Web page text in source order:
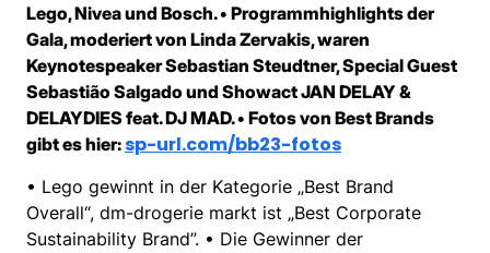
Lego, Nivea und Bosch. • Programmhighlights der
Gala, moderiert von Linda Zervakis, waren
Keynotespeaker Sebastian Steudtner, Special Guest
Sebastião Salgado und Showact JAN DELAY &
DELAYDIES feat. DJ MAD. • Fotos von Best Brands
gibt es hier:sp-url.com/bb23-fotos
• Lego gewinnt in der Kategorie „Best Brand
Overall“, dm-drogerie markt ist „Best Corporate
Sustainability Brand”. • Die Gewinner der